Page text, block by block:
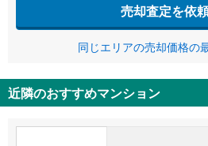
売却査定を依
同じエリアの売却価格の
近隣のおすすめマンション